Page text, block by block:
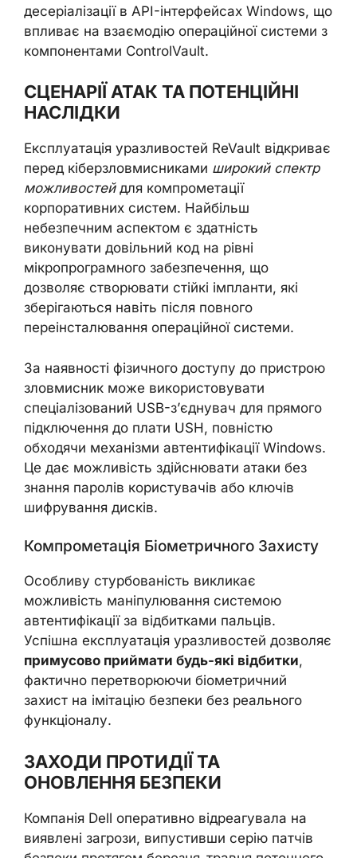
десеріалізації в API-інтерфейсах Windows, що
впливає на взаємодію операційної системи з
компонентами ControlVault.
СЦЕНАРІЇ АТАК ТА ПОТЕНЦІЙНІ
НАСЛІДКИ
Експлуатація уразливостей ReVault відкриває
перед кіберзловмисниками широкий спектр
можливостейдля компрометації
корпоративних систем. Найбільш
небезпечним аспектом є здатність
виконувати довільний код на рівні
мікропрограмного забезпечення, що
дозволяє створювати стійкі імпланти, які
зберігаються навіть після повного
переінсталювання операційної системи.
За наявності фізичного доступу до пристрою
зловмисник може використовувати
спеціалізований USB-з’єднувач для прямого
підключення до плати USH, повністю
обходячи механізми автентифікації Windows.
Це дає можливість здійснювати атаки без
знання паролів користувачів або ключів
шифрування дисків.
Компрометація Біометричного Захисту
Особливу стурбованість викликає
можливість маніпулювання системою
автентифікації за відбитками пальців.
Успішна експлуатація уразливостей дозволяє
примусово приймати будь-які відбитки,
фактично перетворюючи біометричний
захист на імітацію безпеки без реального
функціоналу.
ЗАХОДИ ПРОТИДІЇ ТА
ОНОВЛЕННЯ БЕЗПЕКИ
Компанія Dell оперативно відреагувала на
виявлені загрози, випустивши серію патчів